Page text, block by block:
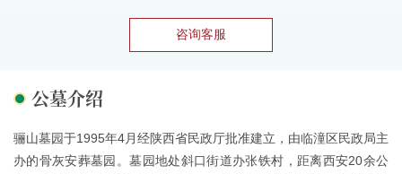
咨询客服
公墓介绍
骊山墓园于1995年4月经陕西省民政厅批准建立，由临潼区民政局主
办的骨灰安葬墓园。墓园地处斜口街道办张铁村，距离西安20余公